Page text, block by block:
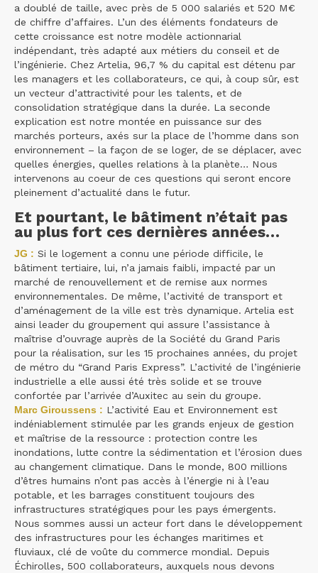
a doublé de taille, avec près de 5 000 salariés et 520 M€
de chiffre d’affaires. L’un des éléments fondateurs de
cette croissance est notre modèle actionnarial
indépendant, très adapté aux métiers du conseil et de
l’ingénierie. Chez Artelia, 96,7 % du capital est détenu par
les managers et les collaborateurs, ce qui, à coup sûr, est
un vecteur d’attractivité pour les talents, et de
consolidation stratégique dans la durée. La seconde
explication est notre montée en puissance sur des
marchés porteurs, axés sur la place de l’homme dans son
environnement – la façon de se loger, de se déplacer, avec
quelles énergies, quelles relations à la planète… Nous
intervenons au coeur de ces questions qui seront encore
pleinement d’actualité dans le futur.
Et pourtant, le bâtiment n’était pas
au plus fort ces dernières années…
JG : Si le logement a connu une période difficile, le
bâtiment tertiaire, lui, n’a jamais faibli, impacté par un
marché de renouvellement et de remise aux normes
environnementales. De même, l’activité de transport et
d’aménagement de la ville est très dynamique. Artelia est
ainsi leader du groupement qui assure l’assistance à
maîtrise d’ouvrage auprès de la Société du Grand Paris
pour la réalisation, sur les 15 prochaines années, du projet
de métro du “Grand Paris Express”. L’activité de l’ingénierie
industrielle a elle aussi été très solide et se trouve
confortée par l’arrivée d’Auxitec au sein du groupe.
Marc Giroussens : L’activité Eau et Environnement est
indéniablement stimulée par les grands enjeux de gestion
et maîtrise de la ressource : protection contre les
inondations, lutte contre la sédimentation et l’érosion dues
au changement climatique. Dans le monde, 800 millions
d’êtres humains n’ont pas accès à l’énergie ni à l’eau
potable, et les barrages constituent toujours des
infrastructures stratégiques pour les pays émergents.
Nous sommes aussi un acteur fort dans le développement
des infrastructures pour les échanges maritimes et
fluviaux, clé de voûte du commerce mondial. Depuis
Échirolles, 500 collaborateurs, auxquels nous devons